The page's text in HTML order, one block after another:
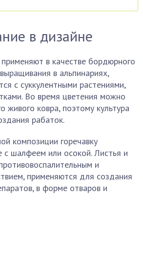
в дизайне
применяют в качестве бордюрного
в альпинариях,
с суккулентными растениями,
Во время цветения можно
живого ковра, поэтому культура
рабаток.
композиции горечавку
с шалфеем или осокой. Листья и
и
применяются для создания
в форме отваров и